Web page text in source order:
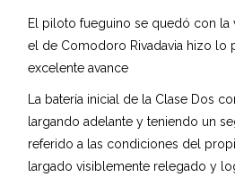
El piloto fueguino se quedó con la
el de Comodoro Rivadavia hizo lo
excelente avance
La batería inicial de la Clase Dos
largando adelante y teniendo un
referido a las condiciones del
largado visiblemente relegado y